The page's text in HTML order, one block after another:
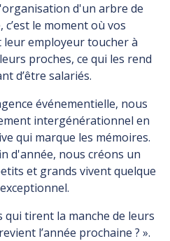
d'un arbre de
le moment où vos
employeur toucher à
proches, ce qui les rend
d’être salariés.
événementielle, nous
intergénérationnel en
qui marque les mémoires.
d'année, nous créons un
et grands vivent quelque
qui tirent la manche de leurs
l’année prochaine ? ».